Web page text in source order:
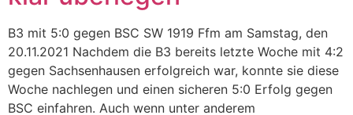
B3 mit 5:0 gegen BSC SW 1919 Ffm am Samstag, den
20.11.2021 Nachdem die B3 bereits letzte Woche mit 4:2
gegen Sachsenhausen erfolgreich war, konnte sie diese
Woche nachlegen und einen sicheren 5:0 Erfolg gegen
BSC einfahren. Auch wenn unter anderem